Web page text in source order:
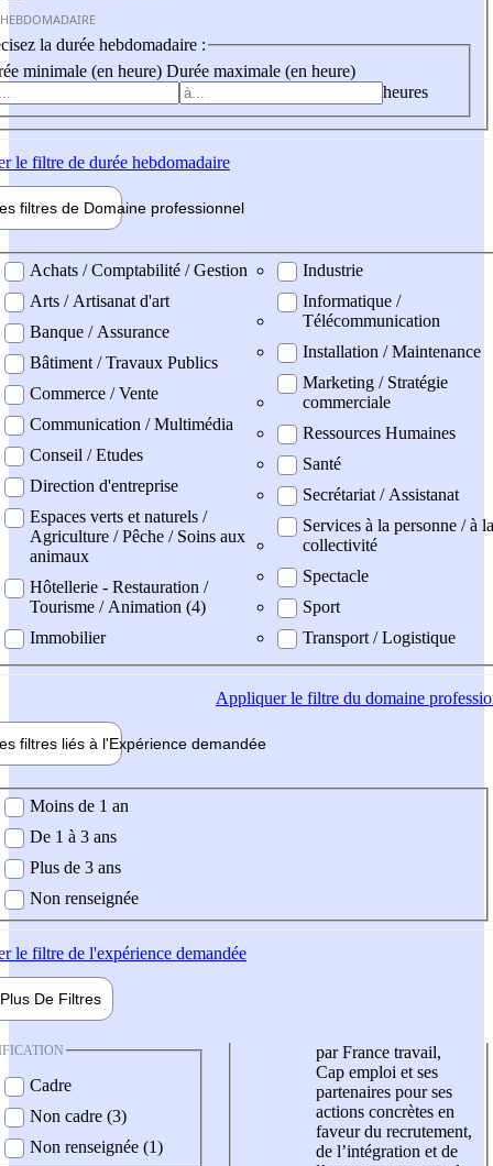
la durée hebdomadaire :
minimale (en heure) Durée maximale (en heure)
heures
le filtre de durée hebdomadaire
filtres de Domaine professionnel
professionel
Achats / Comptabilité / Gestion
Arts / Artisanat d'art
Banque / Assurance
Bâtiment / Travaux Publics
Commerce / Vente
Communication / Multimédia
Conseil / Etudes
Direction d'entreprise
Espaces verts et naturels /
Agriculture / Pêche / Soins aux
animaux
Hôtellerie - Restauration /
Tourisme / Animation (4)
Immobilier
Industrie
Informatique /
Télécommunication
Installation / Maintenance
Marketing / Stratégie
commerciale
Ressources Humaines
Santé
Secrétariat / Assistanat
Services à la personne / à la
collectivité
Spectacle
Sport
Transport / Logistique
Appliquerle filtre du domaine
filtres liés à l'Expérience demandée
demandée
Moins de 1 an
De 1 à 3 ans
Plus de 3 ans
Non renseignée
le filtre de l'expérience demandée
Plus De Filtres
Cadre
Non cadre (3)
Non renseignée (1)
par France travail,
Cap emploi et ses
partenaires pour ses
actions concrètes en
faveur du recrutement,
de l’intégration et de